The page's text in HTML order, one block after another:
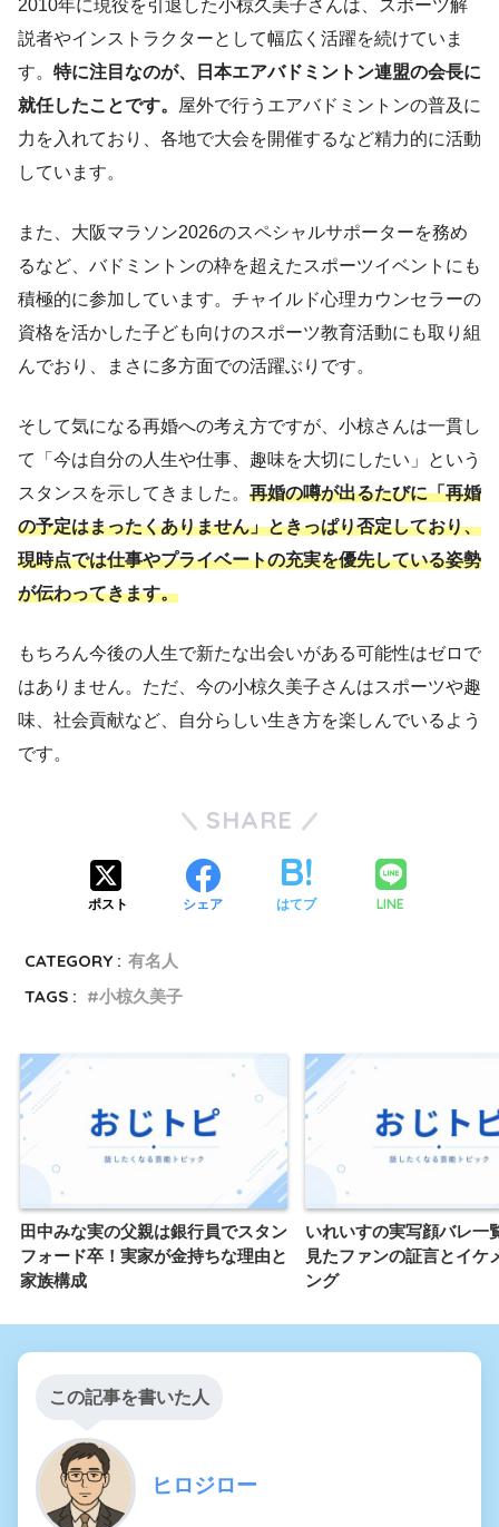
2010年に現役を引退した小椋久美子さんは、スポーツ解
説者やインストラクターとして幅広く活躍を続けていま
す。 特に注目なのが、日本エアバドミントン連盟の会長に
就任したことです。 屋外で行うエアバドミントンの普及に
力を入れており、各地で大会を開催するなど精力的に活動
しています。
また、大阪マラソン2026のスペシャルサポーターを務め
るなど、バドミントンの枠を超えたスポーツイベントにも
積極的に参加しています。チャイルド心理カウンセラーの
資格を活かした子ども向けのスポーツ教育活動にも取り組
んでおり、まさに多方面での活躍ぶりです。
そして気になる再婚への考え方ですが、小椋さんは一貫し
て「今は自分の人生や仕事、趣味を大切にしたい」という
スタンスを示してきました。 再婚の噂が出るたびに「再婚
の予定はまったくありません」ときっぱり否定しており、
現時点では仕事やプライベートの充実を優先している姿勢
が伝わってきます。
もちろん今後の人生で新たな出会いがある可能性はゼロで
はありません。ただ、今の小椋久美子さんはスポーツや趣
味、社会貢献など、自分らしい生き方を楽しんでいるよう
です。
SHARE
ポスト シェア はてブ LINE
CATEGORY : 有名人
TAGS :
小椋久美子
田中みな実の父親は銀行員でスタン
フォード卒！実家が金持ちな理由と
家族構成
いれいすの実写顔バレ一
見たファンの証言とイケ
ング
この記事を書いた人
ヒロジロー